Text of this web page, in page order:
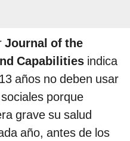
Journal of the
Capabilities indica
años no deben usar
porque
grave su salud
año, antes de los